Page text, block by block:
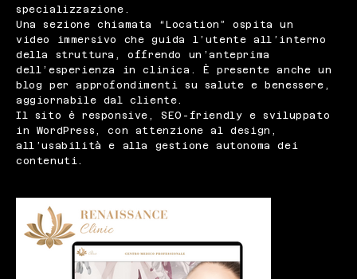
specializzazione.
Una sezione chiamata “Location” ospita un
video immersivo che guida l’utente all’interno
della struttura, offrendo un’anteprima
dell’esperienza in clinica. È presente anche un
blog per approfondimenti su salute e benessere,
aggiornabile dal cliente.
Il sito è responsive, SEO-friendly e sviluppato
in WordPress, con attenzione al design,
all’usabilità e alla gestione autonoma dei
contenuti.